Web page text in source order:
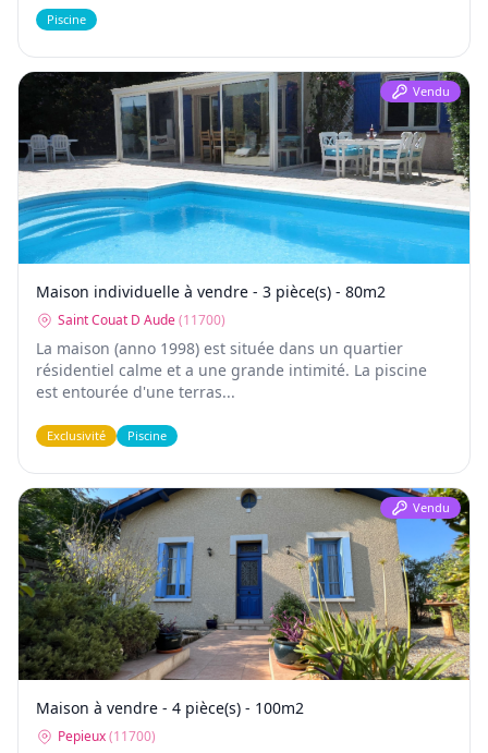
Piscine
Vendu
Maison individuelle à vendre - 3 pièce(s) - 80m2
Saint Couat D Aude(11700)
La maison (anno 1998) est située dans un quartier
résidentiel calme et a une grande intimité. La piscine
est entourée d'une terras...
Exclusivité Piscine
Vendu
Maison à vendre - 4 pièce(s) - 100m2
Pepieux(11700)